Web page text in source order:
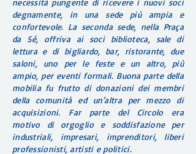
necessità pungente di ricevere i nuovi soci
degnamente, in una sede più ampia e
confortevole. La seconda sede, nella Praça
da Sé, offriva ai soci biblioteca, sale di
lettura e di bigliardo, bar, ristorante, due
saloni, uno per le feste e un altro, più
ampio, per eventi formali. Buona parte della
mobilia fu frutto di donazioni dei membri
della comunità ed un’altra per mezzo di
acquisizioni. Far parte del Circolo era
motivo di orgoglio e soddisfazione per
industriali, impresari, imprenditori, liberi
professionisti, artisti e politici.